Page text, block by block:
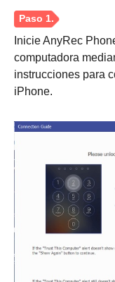
Inicie AnyRec
computadora
instrucciones para
iPhone.